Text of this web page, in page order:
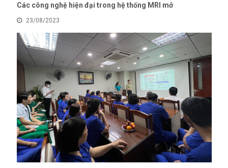
Các công nghệ hiện đại trong hệ thống MRI mở
23/08/2023